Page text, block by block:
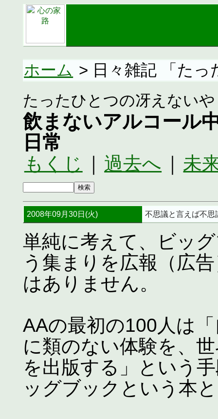
ホーム > 日々雑記 「た
たったひとつの冴えない
飲まないアルコール
日常
もくじ 過去へ 未
2008年09月30日(火) 不思議と言えば不思
単純に考えて、ビッ
う集まりを広報（広
はありません。
AAの最初の100人は
に類のない体験を、
を出版する」という
ッグブックという本